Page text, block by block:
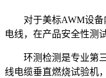
对于美标AWM设
电线，在产品安全性测
环测检测是专业第
线电缆垂直燃烧试验机